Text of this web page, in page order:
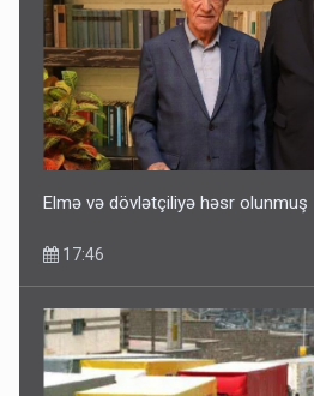
Elmə və dövlətçiliyə həsr olunmuş
17:46